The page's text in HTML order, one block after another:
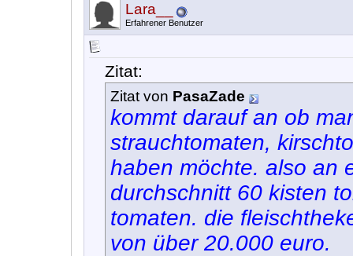
Lara__
Erfahrener Benutzer
Zitat:
Zitat von PasaZade
kommt darauf an ob
strauchtomaten,
haben möchte. also an
durchschnitt 60 kisten
tomaten. die
von über 20.000 euro.